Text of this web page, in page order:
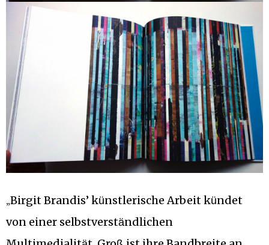
„Birgit Brandis’ künstlerische Arbeit kündet
von einer selbstverständlichen